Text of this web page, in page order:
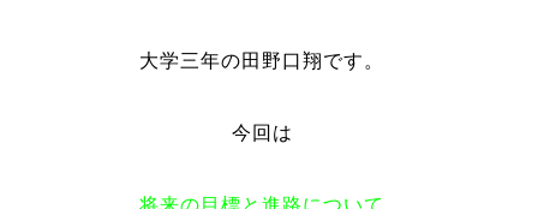
大学三年の田野口翔です。
今回は
将来の目標と進路について